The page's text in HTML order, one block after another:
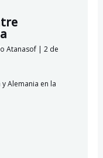
Atanasof | 2 de
Alemania en la